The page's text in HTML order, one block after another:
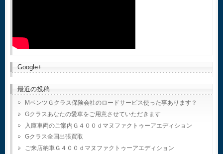
Google+
最近の投稿
MベンツＧクラス保険会社のロードサービス使った事あります？
Gクラスあなたの愛車をご用意させていただきます
入庫車両のご案内Ｇ４００ｄマヌファクトゥーアエディション
Gクラス全国出張買取
ご来店納車Ｇ４００ｄマヌファクトゥーアエディション